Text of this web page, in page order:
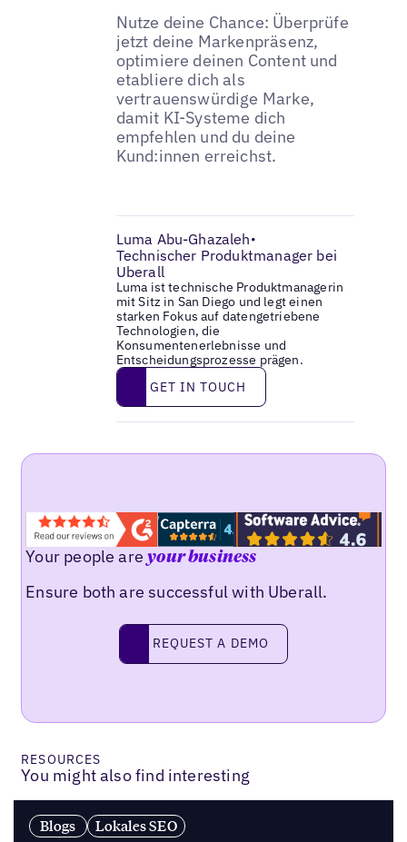
Nutze deine Chance: Überprüfe
jetzt deine Markenpräsenz,
optimiere deinen Content und
etabliere dich als
vertrauenswürdige Marke,
damit KI-Systeme dich
empfehlen und du deine
Kund:innen erreichst.
Luma Abu-Ghazaleh•
Technischer Produktmanager bei
Uberall
Luma ist technische Produktmanagerin
mit Sitz in San Diego und legt einen
starken Fokus auf datengetriebene
Technologien, die
Konsumentenerlebnisse und
Entscheidungsprozesse prägen.
Get in touch
GET IN TOUCH
Your people areyour business
Ensure both are successful with Uberall.
Request a demo
REQUEST A DEMO
RESOURCES
You might also find interesting
Blogs Lokales SEO